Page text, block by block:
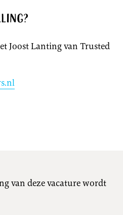
Joost Lanting van Trusted
van deze vacature wordt